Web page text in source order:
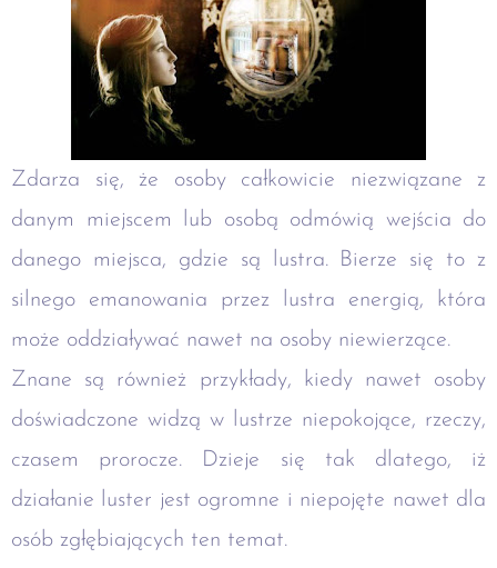
Zdarza się, że osoby całkowicie niezwiązane z
danym miejscem lub osobą odmówią wejścia do
danego miejsca, gdzie są lustra. Bierze się to z
silnego emanowania przez lustra energią, która
może oddziaływać nawet na osoby niewierzące.
Znane są również przykłady, kiedy nawet osoby
doświadczone widzą w lustrze niepokojące, rzeczy,
czasem prorocze. Dzieje się tak dlatego, iż
działanie luster jest ogromne i niepojęte nawet dla
osób zgłębiających ten temat.